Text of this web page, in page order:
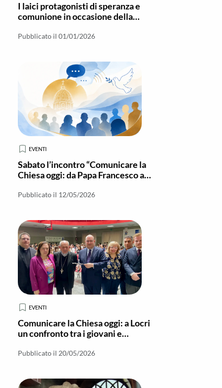
I laici protagonisti di speranza e
comunione in occasione della
Pubblicato il 01/01/2026
EVENTI
Sabato l’incontro “Comunicare la
Chiesa oggi: da Papa Francesco a
Pubblicato il 12/05/2026
EVENTI
Comunicare la Chiesa oggi: a Locri
un confronto tra i giovani e
Pubblicato il 20/05/2026